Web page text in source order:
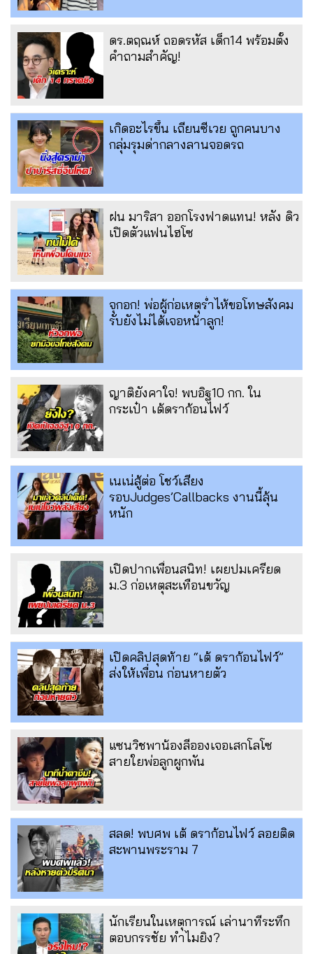
ดร.ตฤณห์ ถอดรหัส เด็ก14 พร้อมตั้ง
คำถามสำคัญ!
เกิดอะไรขึ้น เถียนซีเวย ถูกคนบาง
กลุ่มรุมด่ากลางลานจอดรถ
ฝน มาริสา ออกโรงฟาดแทน! หลัง ดิว
เปิดตัวแฟนไฮโซ
จุกอก! พ่อผู้ก่อเหตุร่ำไห้ขอโทษสังคม
รับยังไม่ได้เจอหน้าลูก!
ญาติยังคาใจ! พบอิฐ10 กก. ใน
กระเป๋า เต้ดราก้อนไฟว์
เนเน่สู้ต่อ โชว์เสียง
รอบJudges’Callbacks งานนี้ลุ้น
หนัก
เปิดปากเพื่อนสนิท! เผยปมเครียด
ม.3 ก่อเหตุสะเทือนขวัญ
เปิดคลิปสุดท้าย “เต้ ดราก้อนไฟว์”
ส่งให้เพื่อน ก่อนหายตัว
แซนวิชพาน้องลีอองเจอเสกโลโซ
สายใยพ่อลูกผูกพัน
สลด! พบศพ เต้ ดราก้อนไฟว์ ลอยติด
สะพานพระราม 7
นักเรียนในเหตุการณ์ เล่านาทีระทึก
ตอบกรรชัย ทำไมยิง?